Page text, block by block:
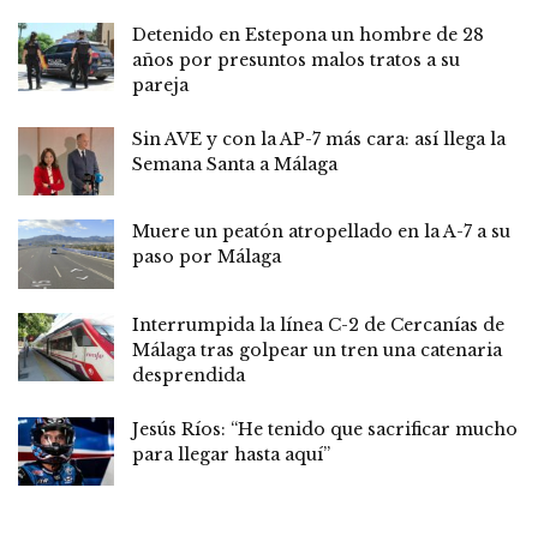
Detenido en Estepona un hombre de 28
años por presuntos malos tratos a su
pareja
Sin AVE y con la AP-7 más cara: así llega la
Semana Santa a Málaga
Muere un peatón atropellado en la A-7 a su
paso por Málaga
Interrumpida la línea C-2 de Cercanías de
Málaga tras golpear un tren una catenaria
desprendida
Jesús Ríos: “He tenido que sacrificar mucho
para llegar hasta aquí”